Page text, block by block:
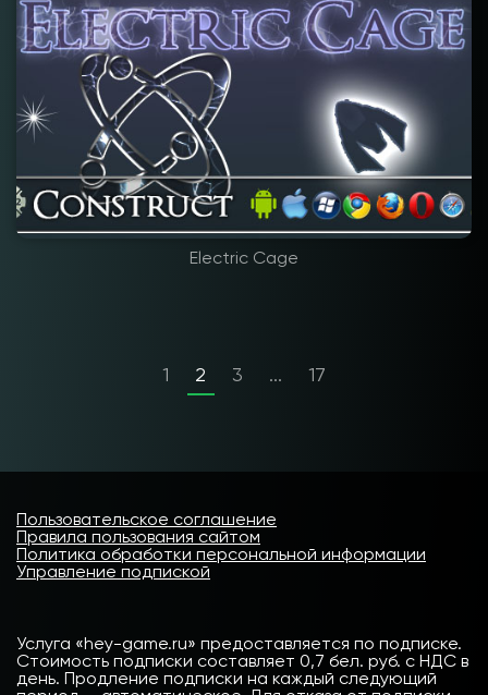
Electric Cage
1 2 3 ... 17
Пользовательское соглашение
Правила пользования сайтом
Политика обработки персональной информации
Управление подпиской
Услуга «hey-game.ru» предоставляется по подписке.
Стоимость подписки составляет 0,7 бел. руб. с НДС в
день. Продление подписки на каждый следующий